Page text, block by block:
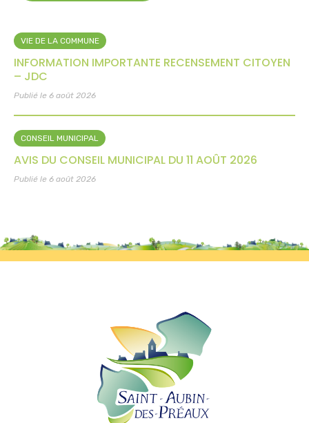
VIE DE LA COMMUNE
INFORMATION IMPORTANTE RECENSEMENT CITOYEN
– JDC
Publié le 6 août 2026
CONSEIL MUNICIPAL
AVIS DU CONSEIL MUNICIPAL DU 11 AOÛT 2026
Publié le 6 août 2026